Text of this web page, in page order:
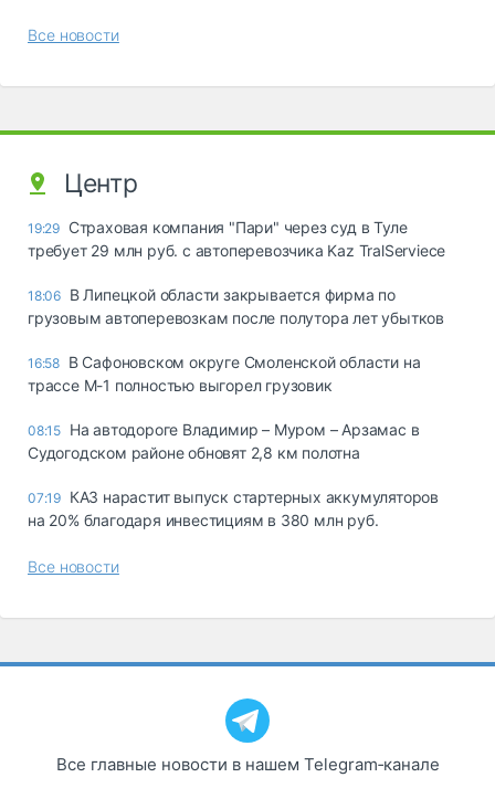
Все новости
Центр
19:29 Страховая компания "Пари" через суд в Туле
требует 29 млн руб. с автоперевозчика Kaz TralServiece
18:06 В Липецкой области закрывается фирма по
грузовым автоперевозкам после полутора лет убытков
16:58 В Сафоновском округе Смоленской области на
трассе М-1 полностью выгорел грузовик
08:15 На автодороге Владимир – Муром – Арзамас в
Судогодском районе обновят 2,8 км полотна
07:19 КАЗ нарастит выпуск стартерных аккумуляторов
на 20% благодаря инвестициям в 380 млн руб.
Все новости
Все главные новости в нашем Telegram‑канале